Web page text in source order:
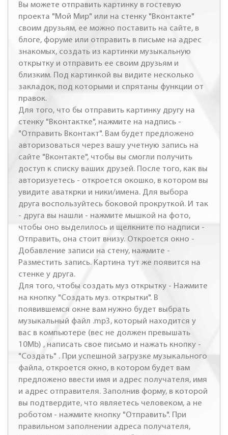
Вы можете отправить картинку в гостевую
проекта "Мой Мир" или на стенку "Вконтакте"
своим друзьям, ее можно поставить на сайте, в
блоге, форуме или отправить в письме на адрес
знакомых, создать из картинки музыкальную
открытку и отправить ее своим друзьям и
близким. Под картинкой вы видите несколько
закладок, под которыми и спрятаны функции от
правок.
Для того, что бы отправить картинку другу на
стенку "Вконтактке", нажмите на надпись -
"Отправить Вконтакт". Вам будет предложено
авторизоваться через вашу учетную запись на
сайте "Вконтакте", чтобы вы смогли получить
доступ к списку ваших друзей. После того, как вы
авторизуетесь - откроется окошко, в котором вы
увидите аваткрки и ники/имена. Для выбора
друга воспользуйтесь боковой прокруткой. И так
- друга вы нашли - нажмите мышкой на фото,
чтобы оно выделилось и щелкните по надписи -
Отправить, она стоит внизу. Откроется окно -
Добавление записи на стену, нажмите -
Разместить запись. Картина тут же появится на
стенке у друга.
Для того, чтобы создать муз открытку - Нажмите
на кнопку "Создать муз. открытки". В
появившемся окне вам нужно будет выбрать
музыкальный файл .mp3, который находится у
вас в компьютере (вес не должен превышать
10Mb) , написать свое письмо и нажать кнопку -
"Создать" . При успешной загрузке музыкального
файла, откроется окно, в котором будет вам
предложено ввести имя и адрес получателя, имя
и адрес отправителя. Заполнив форму, в которой
вы подтвердите, что являетесь человеком, а не
роботом - нажмите кнопку "Отправить". При
правильном заполнении адреса получателя,